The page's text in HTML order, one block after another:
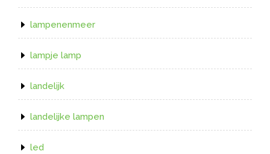
lampenenmeer
lampje lamp
landelijk
landelijke lampen
led